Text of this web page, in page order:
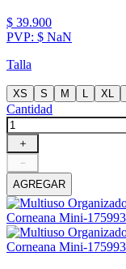
$ 39.900
PVP: $ NaN
Talla
XS S M L XL
Cantidad
＋
－
AGREGAR